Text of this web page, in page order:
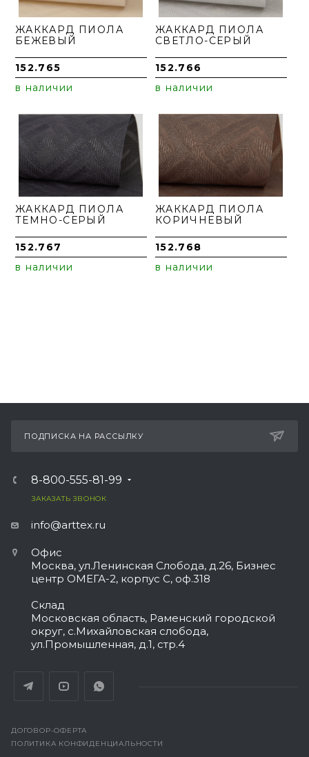
ЖАККАРД ПИОЛА
БЕЖЕВЫЙ
152.765
в наличии
ЖАККАРД ПИОЛА
СВЕТЛО-СЕРЫЙ
152.766
в наличии
ЖАККАРД ПИОЛА
ТЕМНО-СЕРЫЙ
152.767
в наличии
ЖАККАРД ПИОЛА
КОРИЧНЕВЫЙ
152.768
в наличии
ПОДПИСКА НА РАССЫЛКУ
8-800-555-81-99
ЗАКАЗАТЬ ЗВОНОК
info@arttex.ru
Офис
Москва, ул.Ленинская Слобода, д.26, Бизнес
центр ОМЕГА-2, корпус С, оф.318
Склад
Московская область, Раменский городской
округ, с.Михайловская слобода,
ул.Промышленная, д.1, стр.4
ДОГОВОР-ОФЕРТА
ПОЛИТИКА КОНФИДЕНЦИАЛЬНОСТИ